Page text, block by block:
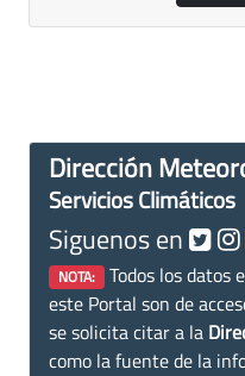
Dirección
Servicios Climáticos
Siguenos en
NOTA: Todos los datos
este Portal son de
se solicita citar a la
como la fuente de la